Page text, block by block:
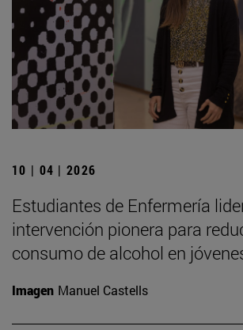
10 | 04 | 2026
Estudiantes de Enfermería
intervención pionera para
consumo de alcohol en
Imagen Manuel Castells